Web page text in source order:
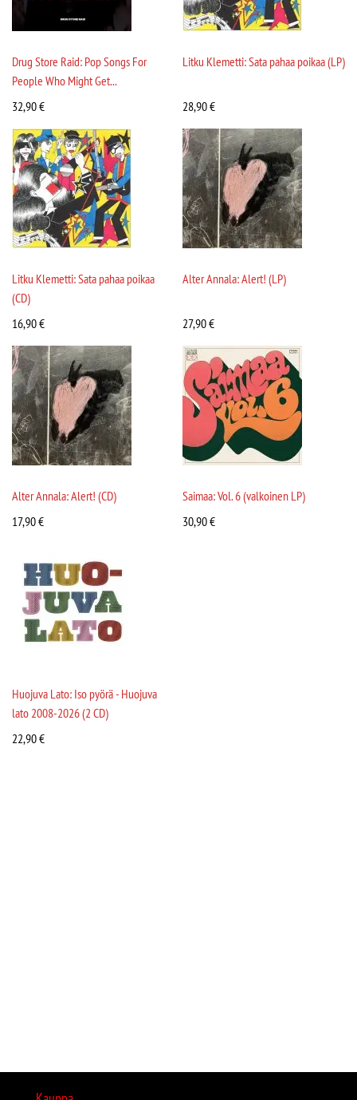
Drug Store Raid: Pop Songs For
People Who Might Get...
32,90€
Litku Klemetti: Sata pahaa poikaa (LP)
28,90€
Litku Klemetti: Sata pahaa poikaa
(CD)
16,90€
Alter Annala: Alert! (LP)
27,90€
Alter Annala: Alert! (CD)
17,90€
Saimaa: Vol. 6 (valkoinen LP)
30,90€
Huojuva Lato: Iso pyörä - Huojuva
lato 2008-2026 (2 CD)
22,90€